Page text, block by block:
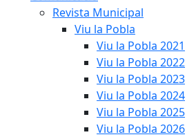
Revista Municipal
Viu la Pobla
Viu la Pobla 2021
Viu la Pobla 2022
Viu la Pobla 2023
Viu la Pobla 2024
Viu la Pobla 2025
Viu la Pobla 2026